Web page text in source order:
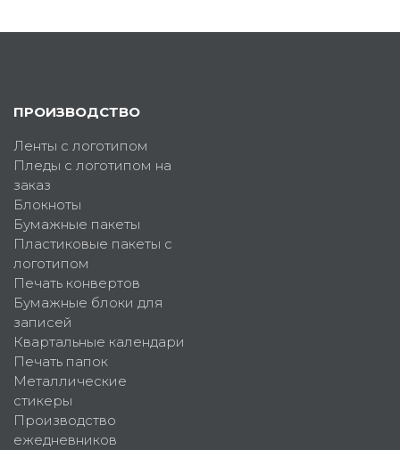
ПРОИЗВОДСТВО
Ленты с логотипом
Пледы с логотипом на
заказ
Блокноты
Бумажные пакеты
Пластиковые пакеты с
логотипом
Печать конвертов
Бумажные блоки для
записей
Квартальные календари
Печать папок
Металлические
стикеры
Производство
ежедневников